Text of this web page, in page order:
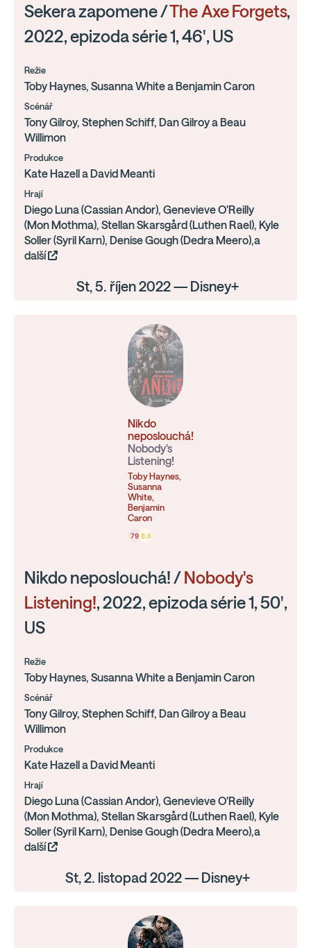
Sekera zapomene /The Axe Forgets,
2022, epizoda série 1, 46', US
Režie
Toby Haynes, Susanna White a Benjamin Caron
Scénář
Tony Gilroy, Stephen Schiff, Dan Gilroy a Beau
Willimon
Produkce
Kate Hazell a David Meanti
Hrají
Diego Luna (Cassian Andor), Genevieve O'Reilly
(Mon Mothma), Stellan Skarsgård (Luthen Rael), Kyle
Soller (Syril Karn), Denise Gough (Dedra Meero),a
další
St, 5. říjen 2022 — Disney+
Nikdo
neposlouchá!
Nobody's
Listening!
Toby Haynes,
Susanna
White,
Benjamin
Caron
79 8.6
Nikdo neposlouchá! / Nobody's
Listening!, 2022, epizoda série 1, 50',
US
Režie
Toby Haynes, Susanna White a Benjamin Caron
Scénář
Tony Gilroy, Stephen Schiff, Dan Gilroy a Beau
Willimon
Produkce
Kate Hazell a David Meanti
Hrají
Diego Luna (Cassian Andor), Genevieve O'Reilly
(Mon Mothma), Stellan Skarsgård (Luthen Rael), Kyle
Soller (Syril Karn), Denise Gough (Dedra Meero),a
další
St, 2. listopad 2022 — Disney+